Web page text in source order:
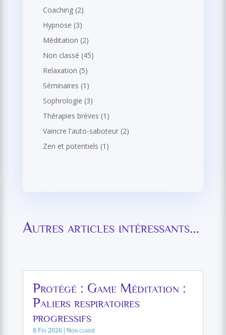
Coaching(2)
Hypnose (3)
Méditation (2)
Non classé (45)
Relaxation (5)
Séminaires (1)
Sophrologie (3)
Thérapies brèves (1)
Vaincre l'auto-saboteur(2)
Zen et potentiels (1)
Autres articles intéressants…
Protégé : Game Méditation :
Paliers respiratoires
progressifs
8 Fév 2026| Non classé